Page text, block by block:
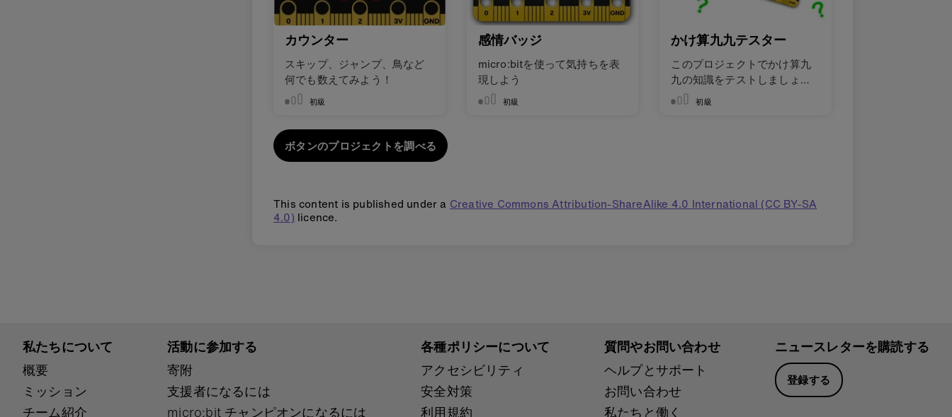
カウンター
スキップ、ジャンプ、鳥など
何でも数えてみよう！
初級
感情バッジ
micro:bitを使って気持ちを表
現しよう
初級
かけ算九九テスター
このプロジェクトでかけ算九
九の知識をテストしましょ
う。
初級
ボタンのプロジェクトを調べる
This content is published under a Creative Commons Attribution-ShareAlike 4.0 International (CC BY-SA
4.0) licence.
私たちについて
概要
ミッション
チーム紹介
活動に参加する
寄附
支援者になるには
micro:bit チャンピオンになるには
各種ポリシーについて
アクセシビリティ
安全対策
利用規約
質問やお問い合わせ
ヘルプとサポート
お問い合わせ
私たちと働く
ニュースレターを購読する
登録する